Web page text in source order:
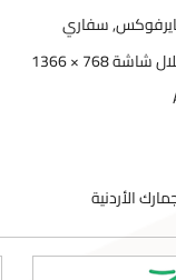
سفاري
× 1366